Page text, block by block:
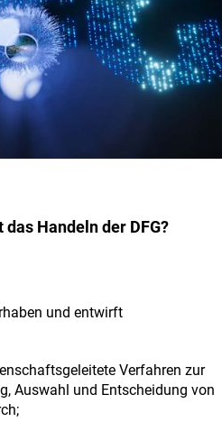
Handeln der DFG?
und entwirft
Verfahren zur
Auswahl und Entscheidung von